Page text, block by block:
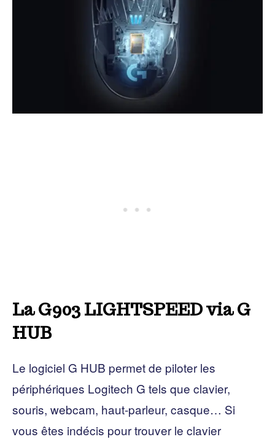
La G903 LIGHTSPEED via G
HUB
Le logiciel G HUB permet de piloter les
périphériques Logitech G tels que clavier,
souris, webcam, haut-parleur, casque… Si
vous êtes indécis pour trouver le clavier